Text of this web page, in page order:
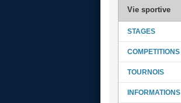
STAGES
COMPETITIONS
TOURNOIS
INFORMATIONS